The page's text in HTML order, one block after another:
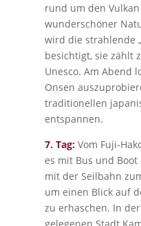
rund um den
wunderschöner
wird die strahlende
besichtigt, sie zählt
Unesco. Am Abend
Onsen
traditionellen
entspannen.
7. Tag:Vom Fuji-
es mit Bus und
mit der Seilbahn
um einen Blick auf
zu erhaschen. In